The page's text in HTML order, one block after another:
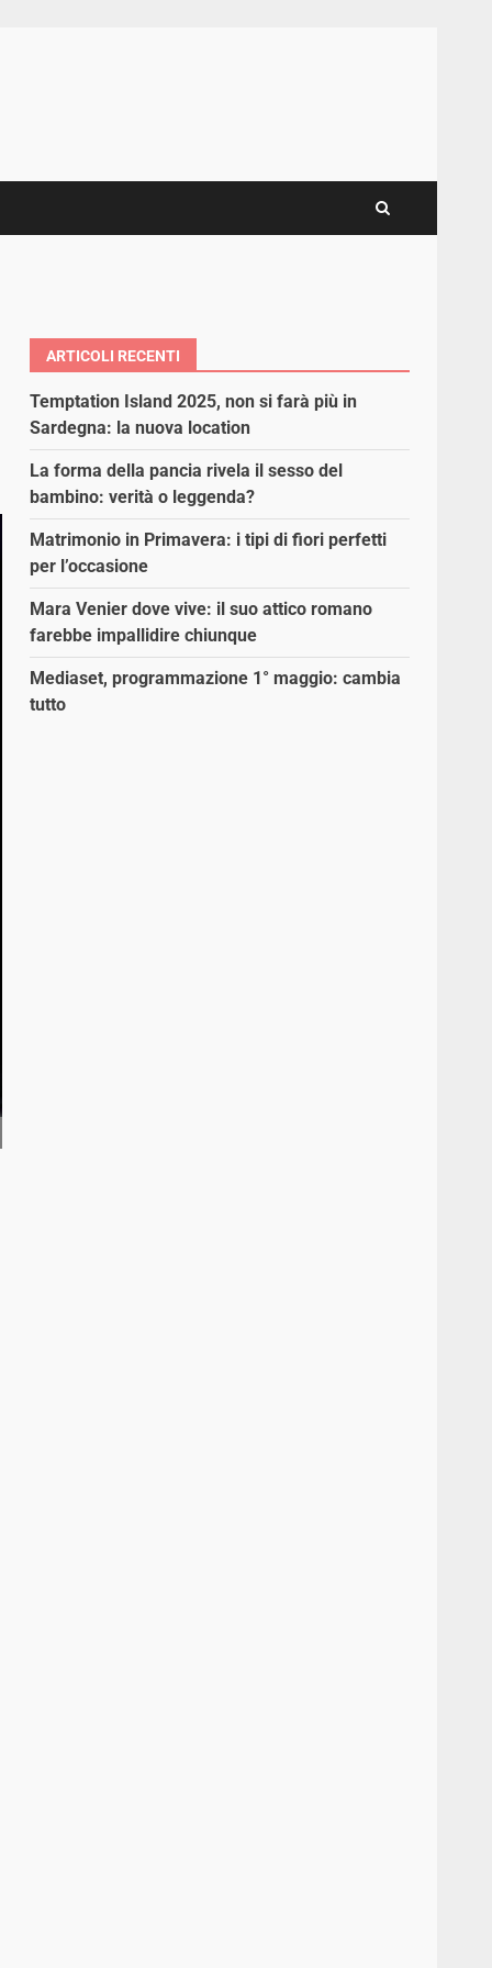
ARTICOLI RECENTI
Temptation Island 2025, non si farà più in
Sardegna: la nuova location
La forma della pancia rivela il sesso del
bambino: verità o leggenda?
Matrimonio in Primavera: i tipi di fiori perfetti
per l’occasione
Mara Venier dove vive: il suo attico romano
farebbe impallidire chiunque
Mediaset, programmazione 1° maggio: cambia
tutto